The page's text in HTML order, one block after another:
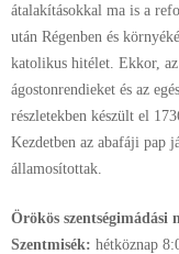
átalakításokkal ma is a
után Régenben és
katolikus hitélet. Ekkor,
ágostonrendieket és az
részletekben készült el
Kezdetben az abafáji pap
államosítottak.
Örökös szentségimádási
Szentmisék: hétköznap